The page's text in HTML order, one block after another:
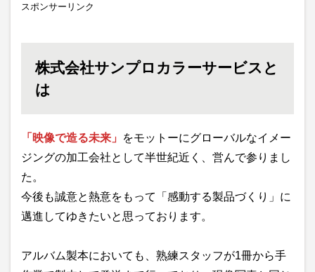
スポンサーリンク
株式会社サンプロカラーサービスと
は
「映像で造る未来」
をモットーにグローバルなイメー
ジングの加工会社として半世紀近く、営んで参りまし
た。
今後も誠意と熱意をもって「感動する製品づくり」に
邁進してゆきたいと思っております。
アルバム製本においても、熟練スタッフが1冊から手